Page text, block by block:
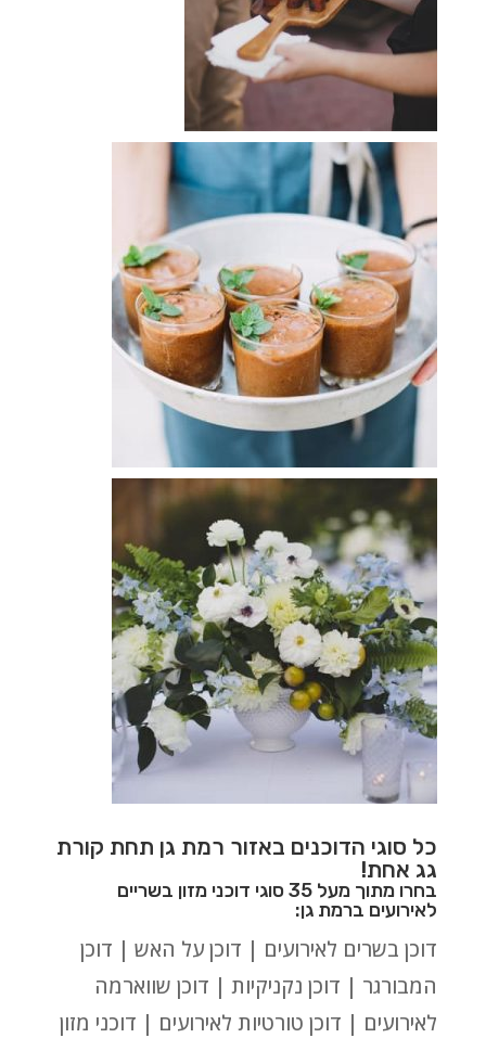
כל סוגי הדוכנים באזור רמת גן תחת קורת
גג אחת!
בחרו מתוך מעל 35 סוגי דוכני מזון בשריים
לאירועים ברמת גן:
דוכן בשרים לאירועים | דוכן על האש | דוכן
המבורגר | דוכן נקניקיות | דוכן שווארמה
לאירועים | דוכן טורטיות לאירועים | דוכני מזון